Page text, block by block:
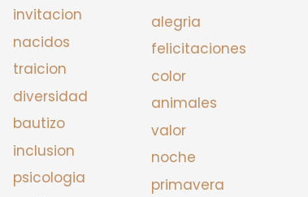
invitacion
nacidos
traicion
diversidad
bautizo
inclusion
psicologia
alegria
felicitaciones
color
animales
valor
noche
primavera